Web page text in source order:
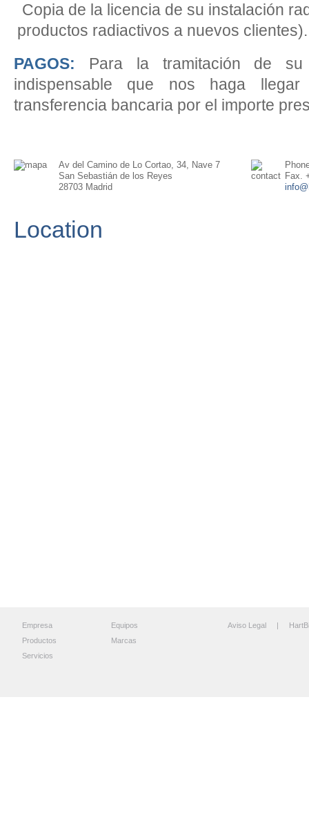
Copia de la licencia de su instalación
productos radiactivos a nuevos clientes).
PAGOS:
Para la tramitación de
indispensable que nos haga
transferencia bancaria por el importe
Av del Camino de Lo Cortao, 34, Nave 7
San Sebastián de los Reyes
28703 Madrid
Fax.
Location
Empresa
Productos
Servicios
Equipos
Marcas
Aviso Legal |